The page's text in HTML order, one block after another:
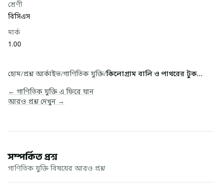
শ্রেণী
বিসিএস
মার্ক
1.00
হোম/প্রশ্ন আর্কাইভ/গাণিতিক যুক্তি/
কিলোগ্রাম বালি ও পাথরের টুকরোর মিশ্রণে বালির পর...
← গাণিতিক যুক্তি এ ফিরে যান
আরও প্রশ্ন দেখুন →
সম্পর্কিত প্রশ্ন
গাণিতিক যুক্তি বিষয়ের আরও প্রশ্ন